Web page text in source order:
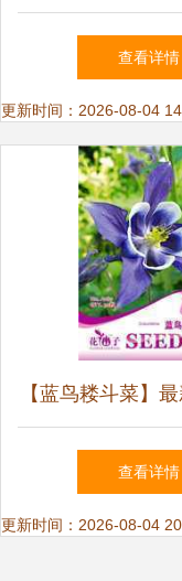
仙,要避免误食,栽
手套
查看详情
更新时间：2026-08-04
【蓝鸟耧斗菜】
耧斗菜 产品
查看详情
更新时间：2026-08-04